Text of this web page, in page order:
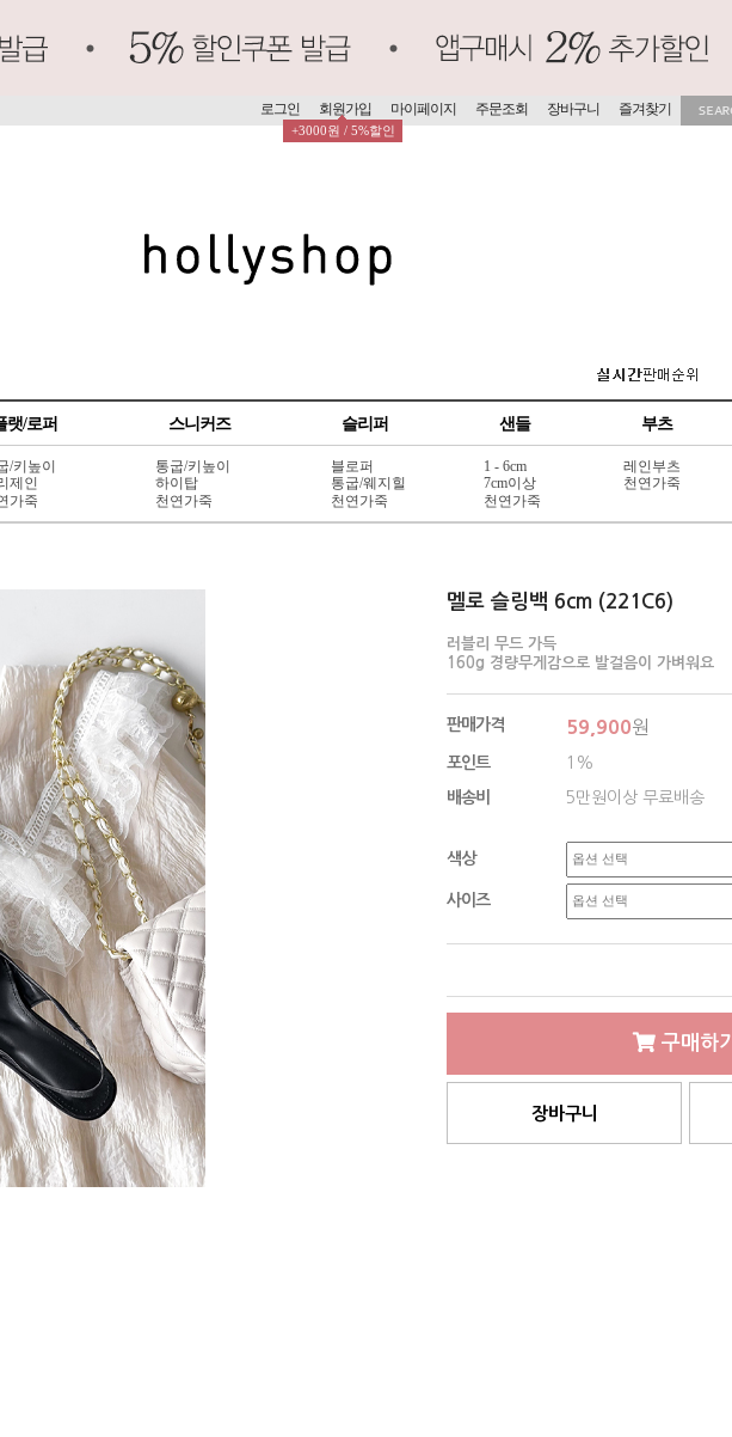
로그인 회원가입
+3000원 / 5%할인
마이페이지 주문조회 장바구니 즐겨찾기
랫/로퍼 스니커즈 슬리퍼 샌들 부츠
/키높이
제인
가죽
통굽/키높이
하이탑
천연가죽
블로퍼
통굽/웨지힐
천연가죽
1 - 6cm
7cm이상
천연가죽
레인부츠
천연가죽
멜로 슬링백 6cm (221C6)
러블리 무드 가득
160g 경량무게감으로 발걸음이 가벼워요
판매가격 59,900원
포인트 1%
배송비 5만원이상 무료배송
색상
사이즈
구매하기
장바구니